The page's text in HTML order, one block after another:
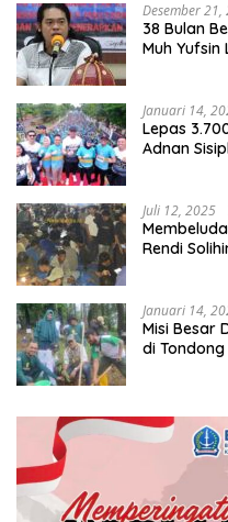
Desember 21,
38 Bulan
Muh
Januari 14,
Lepas
Adnan
Juli 12, 2025
Rendi
Januari 14,
Misi Besar
di Tondong